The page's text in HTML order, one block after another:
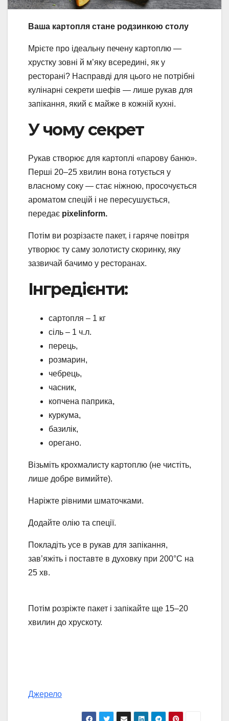
Ваша картопля стане родзинкою столу
Мрієте про ідеальну печену картоплю —
хрустку зовні й м’яку всередині, як у
ресторані? Насправді для цього не потрібні
кулінарні секрети шефів — лише рукав для
запікання, який є майже в кожній кухні.
У чому секрет
Рукав створює для картоплі «парову баню».
Перші 20–25 хвилин вона готується у
власному соку — стає ніжною, просочується
ароматом спецій і не пересушується,
передає pixelinform.
Потім ви розрізаєте пакет, і гаряче повітря
утворює ту саму золотисту скоринку, яку
зазвичай бачимо у ресторанах.
Інгредієнти:
сартопля – 1 кг
сіль – 1 ч.л.
перець,
розмарин,
чебрець,
часник,
копчена паприка,
куркума,
базилік,
орегано.
Візьміть крохмалисту картоплю (не чистіть,
лише добре вимийте).
Наріжте рівними шматочками.
Додайте олію та спеції.
Покладіть усе в рукав для запікання,
зав’яжіть і поставте в духовку при 200°C на
25 хв.
Потім розріжте пакет і запікайте ще 15–20
хвилин до хрускоту.
Джерело